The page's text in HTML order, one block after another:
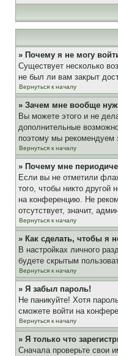
» Почему я не могу
Существует несколько
не был ли вам закрыт
Вернуться к началу
» Зачем мне вообще
Вы можете этого и не
дополнительные
поэтому мы рекомендуем
Вернуться к началу
» Почему мне
Если вы не отметили
того, чтобы никто
на конференцию. Не
отсутствует, значит,
Вернуться к началу
» Как сделать, чтобы я
В настройках личного
будете скрытым
Вернуться к началу
» Я забыл пароль!
Не паникуйте! Хотя
сможете войти на
Вернуться к началу
» Я только что
Сначала проверьте свои